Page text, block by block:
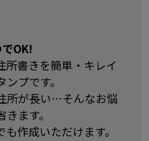
OK!
所書きを簡単・キレイ
プです。
所が長い…そんなお悩
ます。
作成いただけます。